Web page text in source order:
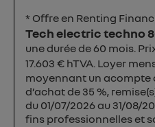
* Offre en Renting
Tech electric techno
une durée de 60 mois.
17.603 € hTVA. Loyer
moyennant un acompte
d’achat de 35 %,
du 01/07/2026 au 31/08/
fins professionnelles et